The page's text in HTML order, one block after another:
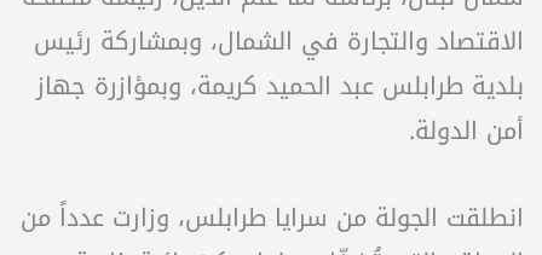
الاقتصاد والتجارة في الشمال، وبمشاركة رئيس
بلدية طرابلس عبد الحميد كريمة، وبمؤازرة جهاز
أمن الدولة.
انطلقت الجولة من سرايا طرابلس، وزارت عدداً من